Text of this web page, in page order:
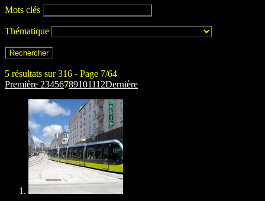
Mots clés
Thématique
5 résultats sur 316 - Page 7/64
Première 23456789101112Dernière